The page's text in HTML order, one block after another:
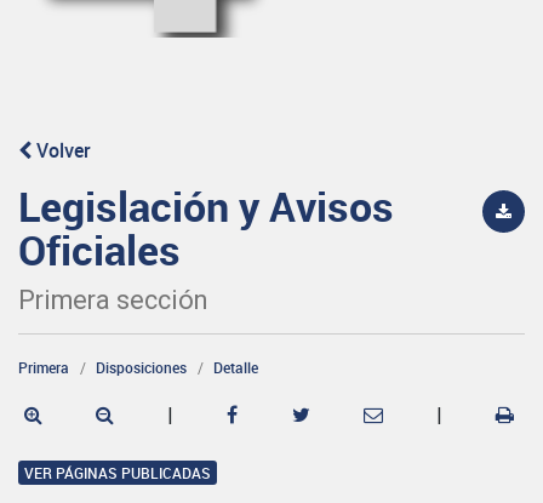
Volver
Legislación y Avisos
Oficiales
Primera sección
Primera Disposiciones Detalle
| |
VER PÁGINAS PUBLICADAS